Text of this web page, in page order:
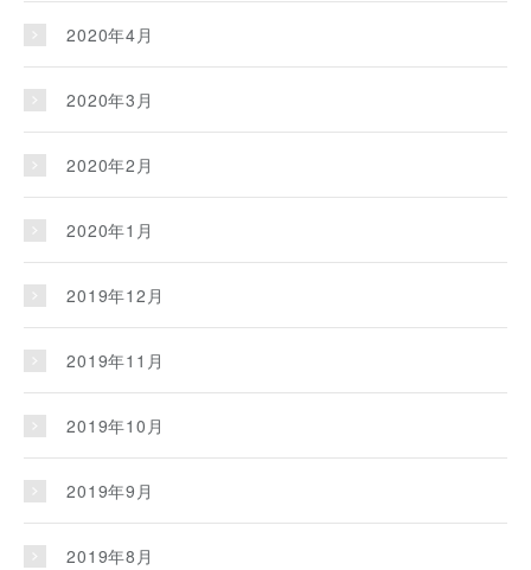
2020年4月
2020年3月
2020年2月
2020年1月
2019年12月
2019年11月
2019年10月
2019年9月
2019年8月